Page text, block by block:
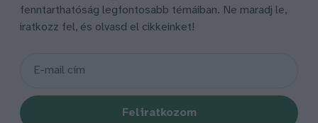
fenntarthatóság legfontosabb témáiban. Ne maradj le,
iratkozz fel, és olvasd el cikkeinket!
Feliratkozom